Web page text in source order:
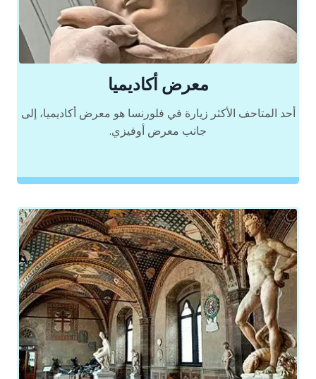
معرض أكاديميا
أحد المتاحف الأكثر زيارة في فلورنسا هو معرض أكاديميا، إلى
جانب معرض أوفيزي.